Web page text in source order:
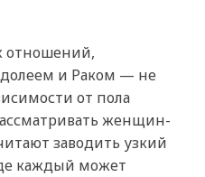
отношений,
и Раком — не
от пола
женщин-
заводить узкий
каждый может